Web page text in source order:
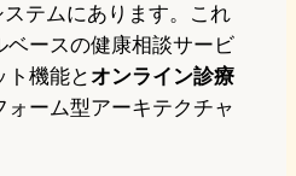
テムにあります。これ
ベースの健康相談サービ
ト機能と オンライン診療
ーム型アーキテクチャ